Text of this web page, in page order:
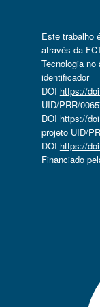
Este trabalho
através da
Tecnologia
identificador
DOI https://
UID/PRR/
DOI https://
projeto UID/
DOI https://
Financiado